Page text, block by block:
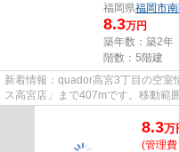
福岡県福岡市
8.3万円
築年数：築2年
階数：5階建
新着情報：quador高宮3丁目の空室
ス高宮店」まで407mです。移動範
は敷地内ごみ置き場・エレベー...
8.3万
(管理